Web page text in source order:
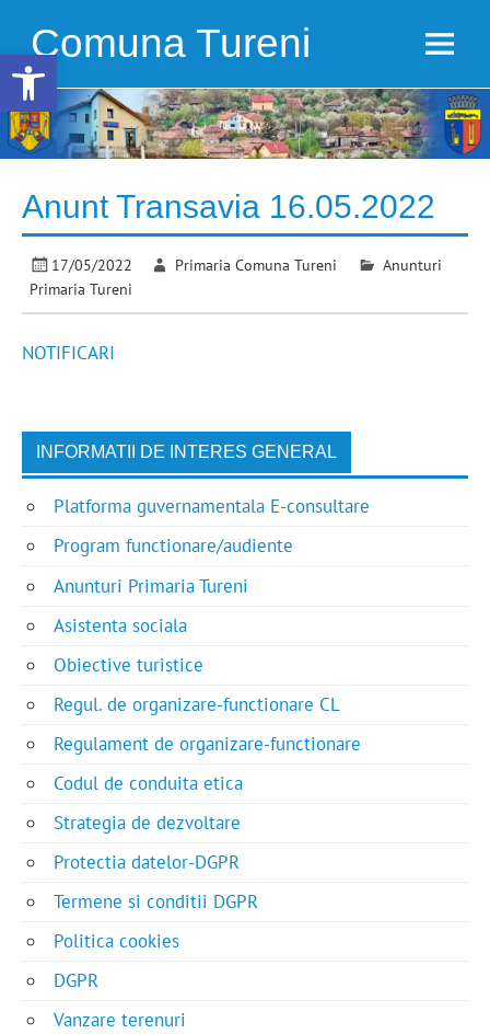
Open toolbar
contentComuna Tureni
Anunt Transavia 16.05.2022
17/05/2022 Primaria Comuna Tureni
Anunturi
Primaria Tureni
NOTIFICARI
INFORMATII DE INTERES GENERAL
Platforma guvernamentala E-consultare
Program functionare/audiente
Anunturi Primaria Tureni
Asistenta sociala
Obiective turistice
Regul. de organizare-functionare CL
Regulament de organizare-functionare
Codul de conduita etica
Strategia de dezvoltare
Protectia datelor-DGPR
Termene si conditii DGPR
Politica cookies
DGPR
Vanzare terenuri